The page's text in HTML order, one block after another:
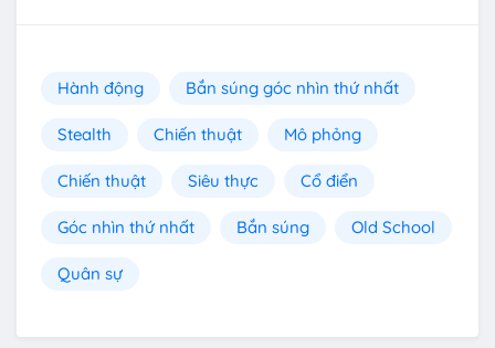
Hành động Bắn súng góc nhìn thứ nhất
Stealth Chiến thuật Mô phỏng
Chiến thuật Siêu thực Cổ điển
Góc nhìn thứ nhất Bắn súng Old School
Quân sự